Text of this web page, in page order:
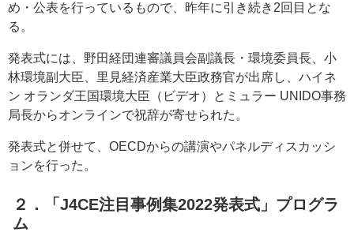
め・公表を行っているもので、昨年に引き続き2回目とな
る。
発表式には、野田経団連審議員会副議長・環境委員長、小
林環境副大臣、里見経済産業大臣政務官が出席し、ハイネ
ン オランダ王国環境大臣（ビデオ）とミュラー UNIDO事務
局長からオンラインで祝辞が寄せられた。
発表式と併せて、OECDからの講演やパネルディスカッシ
ョンを行った。
２．「J4CE注目事例集2022発表式」プログラ
ム